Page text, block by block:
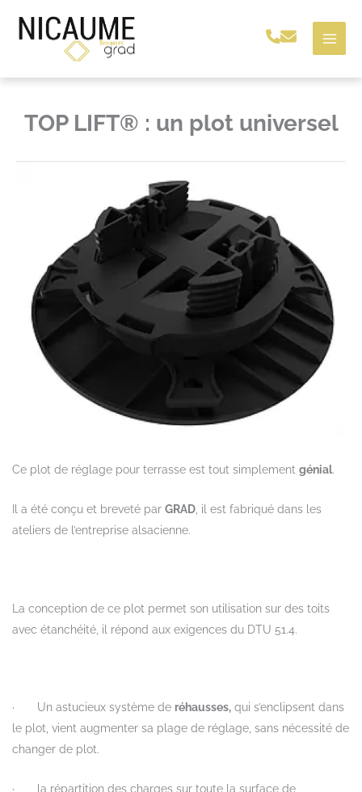
TOP LIFT® : un plot universel
Ce plot de réglage pour terrasse est tout simplement génial.
Il a été conçu et breveté par GRAD , il est fabriqué dans les
ateliers de l’entreprise alsacienne.
La conception de ce plot permet son utilisation sur des toits
avec étanchéité, il répond aux exigences du DTU 51.4.
· Un astucieux système de réhausses, qui s’enclipsent dans
le plot, vient augmenter sa plage de réglage, sans nécessité de
changer de plot.
· la répartition des charges sur toute la surface de